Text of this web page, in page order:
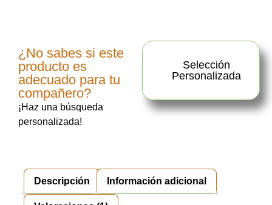
¿No sabes si este
producto es
adecuado para tu
compañero?
¡Haz una búsqueda
personalizada!
Selección
Personalizada
Descripción Información adicional